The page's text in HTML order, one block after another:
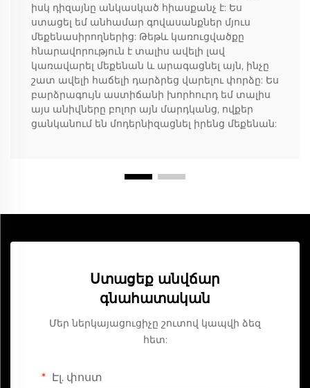
իսկ դիզայնը անկասկած հիասքանչ է: Ես
ստացել եմ անհամար գովասանքներ մյուս
մեքենասիրողներից: Թեթև կառուցվածքը
հնարավորություն է տալիս ավելի լավ
կառավարել մեքենան և արագացնել այն, ինչը
շատ ավելի հաճելի դարձրեց վարելու փորձը: Ես
բարձրագույն աստիճանի խորհուրդ եմ տալիս
այս անիվները բոլոր այն մարդկանց, ովքեր
ցանկանում են մոդերնիզացնել իրենց մեքենան:
Ստացեք անվճար
գնահատական
Մեր ներկայացուցիչը շուտով կապվի ձեզ
հետ:
Էլ. փոստ